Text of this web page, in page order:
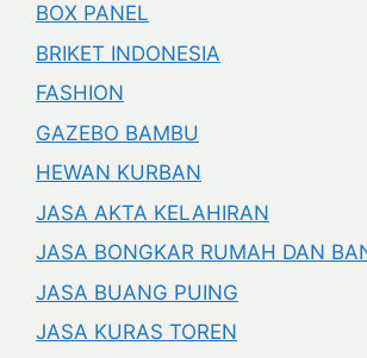
BOX PANEL
BRIKET INDONESIA
FASHION
GAZEBO BAMBU
HEWAN KURBAN
JASA AKTA KELAHIRAN
JASA BONGKAR RUMAH DAN
JASA BUANG PUING
JASA KURAS TOREN